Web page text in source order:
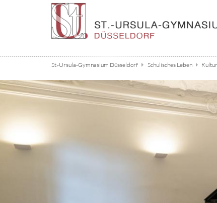
Zum Inhalt springen
St.-Ursula-Gymnasium Düsseldorf Schulisches Leben